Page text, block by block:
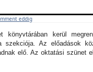
eddig
könyvtárában kerül
szekciója. Az előadások
elő. Az oktatási szünet